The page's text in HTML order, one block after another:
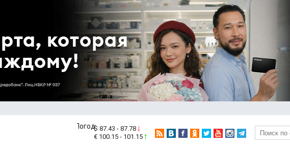
$ 87.43 - 87.78
€ 100.15 - 101.15